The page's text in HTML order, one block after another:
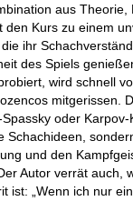
aus Theorie,
den Kurs zu einem
ihr
des Spiels
wird schnell
mitgerissen.
oder
Schachideen,
und den
Autor verrät auch,
ist: „Wenn ich nur